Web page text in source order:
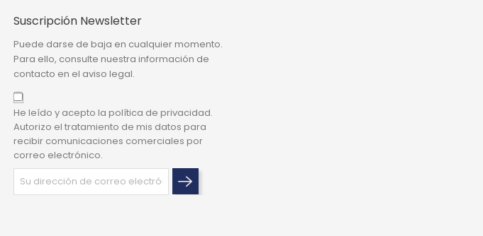
Suscripción Newsletter
Puede darse de baja en cualquier momento.
Para ello, consulte nuestra información de
contacto en el aviso legal.
He leído y acepto la política de privacidad.
Autorizo el tratamiento de mis datos para
recibir comunicaciones comerciales por
correo electrónico.